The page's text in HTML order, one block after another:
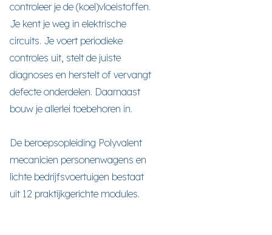
controleer je de (koel)vloeistoffen.
Je kent je weg in elektrische
circuits. Je voert periodieke
controles uit, stelt de juiste
diagnoses en herstelt of vervangt
defecte onderdelen. Daarnaast
bouw je allerlei toebehoren in.
De beroepsopleiding Polyvalent
mecanicien personenwagens en
lichte bedrijfsvoertuigen bestaat
uit 12 praktijkgerichte modules.